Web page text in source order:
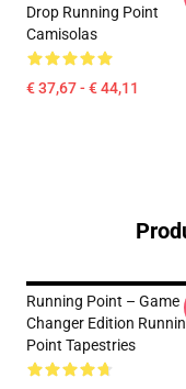
Drop Running Point
Camisolas
€ 37,67 - € 44,11
Running Point – Game
Changer Edition
Point Tapestries